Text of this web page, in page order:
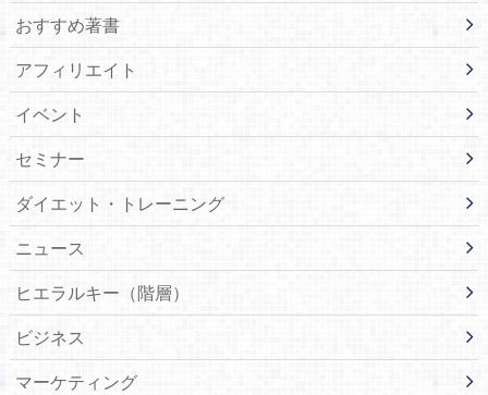
おすすめ著書
アフィリエイト
イベント
セミナー
ダイエット・トレーニング
ニュース
ヒエラルキー（階層）
ビジネス
マーケティング